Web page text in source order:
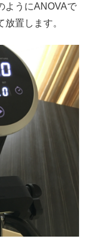
ようにANOVAで
置します。